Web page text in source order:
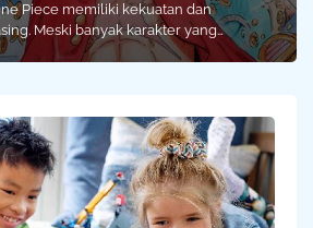
Piece memiliki kekuatan dan
Meski banyak karakter yang…